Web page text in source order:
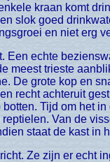
kraan komt
slok goed
en niet erg
meest trieste
De grote kop en
recht achteruit
Tijd om het
Van de
staat de kast in
Ze zijn er echt